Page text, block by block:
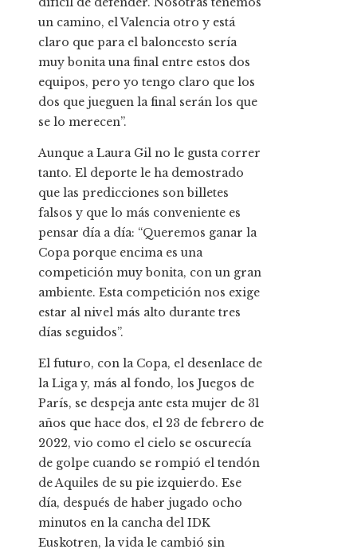
un camino, el Valencia otro y está
claro que para el baloncesto sería
muy bonita una final entre estos dos
equipos, pero yo tengo claro que los
dos que jueguen la final serán los que
se lo merecen”.
Aunque a Laura Gil no le gusta correr
tanto. El deporte le ha demostrado
que las predicciones son billetes
falsos y que lo más conveniente es
pensar día a día: “Queremos ganar la
Copa porque encima es una
competición muy bonita, con un gran
ambiente. Esta competición nos exige
estar al nivel más alto durante tres
días seguidos”.
El futuro, con la Copa, el desenlace de
la Liga y, más al fondo, los Juegos de
París, se despeja ante esta mujer de 31
años que hace dos, el 23 de febrero de
2022, vio como el cielo se oscurecía
de golpe cuando se rompió el tendón
de Aquiles de su pie izquierdo. Ese
día, después de haber jugado ocho
minutos en la cancha del IDK
Euskotren, la vida le cambió sin